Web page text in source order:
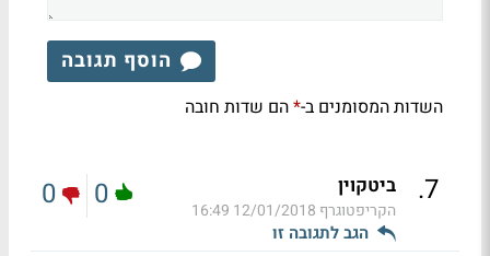
הוסף תגובה
השדות המסומנים ב-*הם שדות חובה
7
. ביטקוין
הקריפטוגרף 12/01/2018 16:49
הגב לתגובה זו
0
0